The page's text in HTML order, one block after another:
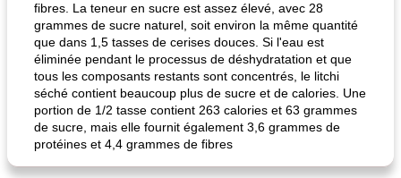
fibres. La teneur en sucre est assez élevé, avec 28
grammes de sucre naturel, soit environ la même quantité
que dans 1,5 tasses de cerises douces. Si l'eau est
éliminée pendant le processus de déshydratation et que
tous les composants restants sont concentrés, le litchi
séché contient beaucoup plus de sucre et de calories. Une
portion de 1/2 tasse contient 263 calories et 63 grammes
de sucre, mais elle fournit également 3,6 grammes de
protéines et 4,4 grammes de fibres